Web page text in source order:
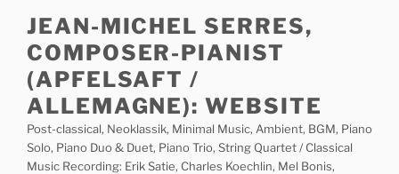
content
JEAN-MICHEL SERRES,
COMPOSER-PIANIST
(APFELSAFT /
ALLEMAGNE): WEBSITE
Post-classical, Neoklassik, Minimal Music, Ambient, BGM, Piano
Solo, Piano Duo & Duet, Piano Trio, String Quartet / Classical
Music Recording: Erik Satie, Charles Koechlin, Mel Bonis,